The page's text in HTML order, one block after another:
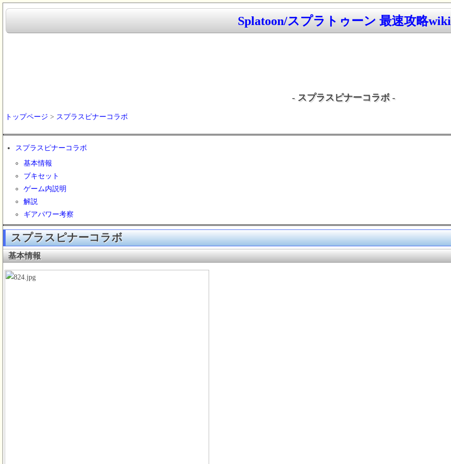
Splatoon/スプラトゥーン 最速攻略wiki
- スプラスピナーコラボ -
トップページ > スプラスピナーコラボ
スプラスピナーコラボ
基本情報
ブキセット
ゲーム内説明
解説
ギアパワー考察
スプラスピナーコラボ
基本情報